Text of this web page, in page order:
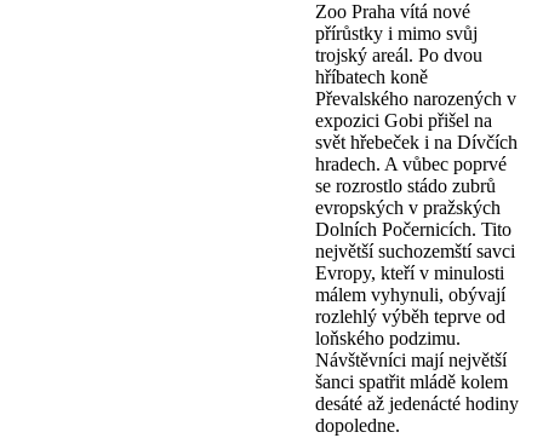
Zoo Praha vítá nové
přírůstky i mimo svůj
trojský areál. Po dvou
hříbatech koně
Převalského narozených v
expozici Gobi přišel na
svět hřebeček i na Dívčích
hradech. A vůbec poprvé
se rozrostlo stádo zubrů
evropských v pražských
Dolních Počernicích. Tito
největší suchozemští savci
Evropy, kteří v minulosti
málem vyhynuli, obývají
rozlehlý výběh teprve od
loňského podzimu.
Návštěvníci mají největší
šanci spatřit mládě kolem
desáté až jedenácté hodiny
dopoledne.